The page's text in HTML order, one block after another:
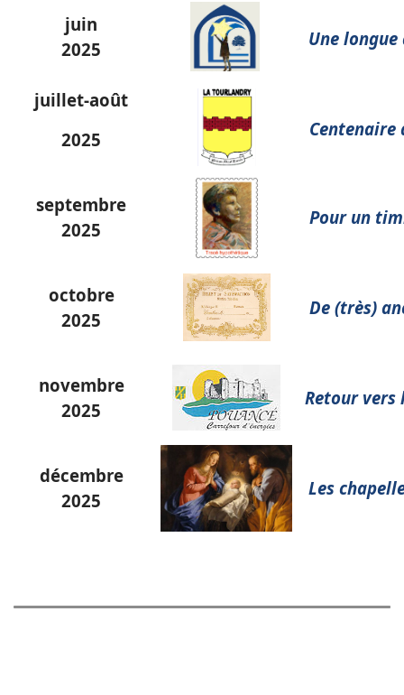
juin
2025
Une
juillet-août
2025
Centenaire
septembre
2025
Pour un
octobre
2025
De (très)
novembre
2025
Retour vers
décembre
2025
Les